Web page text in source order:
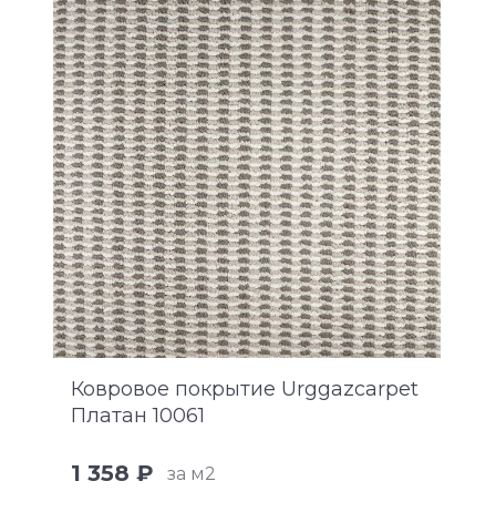
Ковровое покрытие Urggazcarpet
Платан 10061
1 358 ₽ за м2